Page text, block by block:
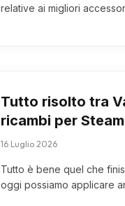
relative ai migliori
Tutto risolto tra
ricambi per
16 Luglio 2026
Tutto è bene quel che
oggi possiamo applicare